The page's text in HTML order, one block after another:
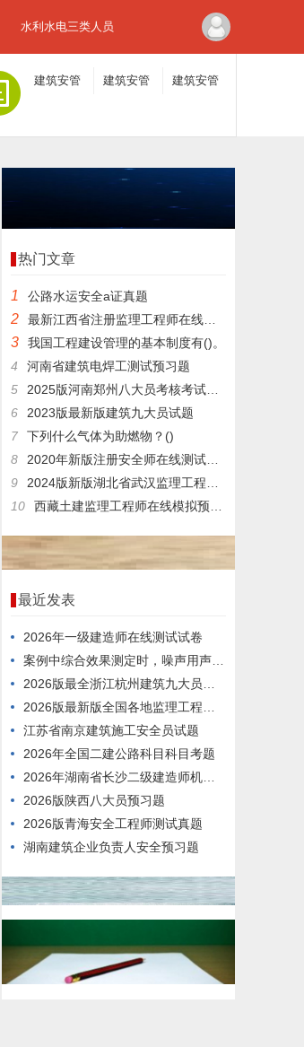
水利水电三类人员
建筑安管 建筑安管 建筑安管
热门文章
1 公路水运安全a证真题
2 最新江西省注册监理工程师在线考试模拟题
3
我国工程建设管理的基本制度有()。
4
河南省建筑电焊工测试预习题
5
2025版河南郑州八大员考核考试题型
6
2023版最新版建筑九大员试题
7
下列什么气体为助燃物？()
8
2020年新版注册安全师在线测试试卷及答案
9
2024版新版湖北省武汉监理工程师在线考核真题库
10
西藏土建监理工程师在线模拟预习题
最近发表
2026年一级建造师在线测试试卷
案例中综合效果测定时，噪声用声级计测定选点在房间中心离地面高度1.6m处。
2026版最全浙江杭州建筑九大员题目
2026版最新版全国各地监理工程师历年题库
江苏省南京建筑施工安全员试题
2026年全国二建公路科目科目考题
2026年湖南省长沙二级建造师机电科目在线考试预习题
2026版陕西八大员预习题
2026版青海安全工程师测试真题
湖南建筑企业负责人安全预习题